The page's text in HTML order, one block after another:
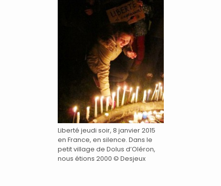
Liberté jeudi soir, 8 janvier 2015
en France, en silence. Dans le
petit village de Dolus d’Oléron,
nous étions 2000 © Desjeux